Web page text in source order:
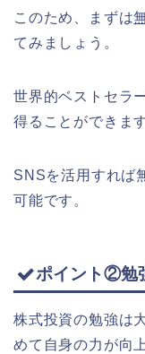
このため、まずは
てみましょう。
世界的ベストセラ
得ることができます
SNSを活用すれば
可能です。
ポイント②勉
株式投資の勉強は
めて自身の力が向